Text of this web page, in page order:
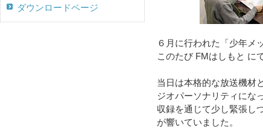
ダウンロードページ
６月に行われた「少年メ
このたび FMはしもと に
当日は本格的な放送機材
ジオパーソナリティにな
収録を通じて少し緊張し
が響いていました。